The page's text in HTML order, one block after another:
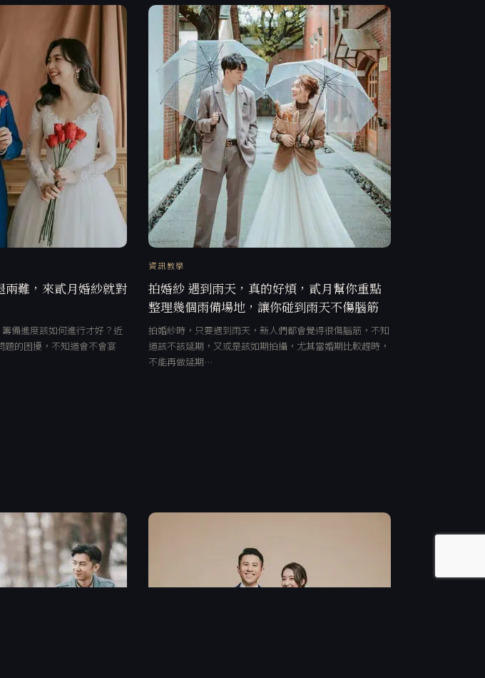
難，來貳月婚紗就對
備進度該如何進行才好？近
的困擾，不知道會不會宴
資訊教學
拍婚紗 遇到雨天，真的好煩，貳月幫你重點
整理幾個雨備場地，讓你碰到雨天不傷腦筋
拍婚紗時，只要遇到雨天，新人們都會覺得很傷腦筋，不知
道該不該延期，又或是該如期拍攝，尤其當婚期比較趕時，
不能再做延期…